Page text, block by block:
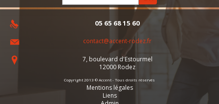
05 65 68 15 60
contact@accent-rodez.fr
7, boulevard d'Estourmel
12000 Rodez
Copyright 2013 © Accent - Tous droits réservés
Mentions légales
Liens